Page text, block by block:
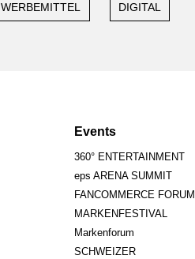
WERBEMITTEL DIGITAL
Events
360° ENTERTAINMENT
eps ARENA SUMMIT
FANCOMMERCE FORUM
MARKENFESTIVAL
Markenforum
SCHWEIZER